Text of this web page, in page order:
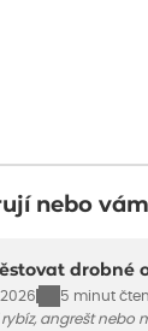
nebo
drobné
5 minut
rybíz, angrešt nebo